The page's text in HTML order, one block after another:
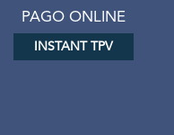
PAGO ONLINE
INSTANT TPV